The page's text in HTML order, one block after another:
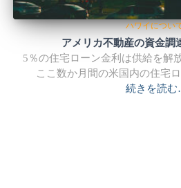
ハワイについ
アメリカ不動産の資金調
5％の住宅ローン金利は供給を解
ここ数か月間の米国内の住宅
続きを読